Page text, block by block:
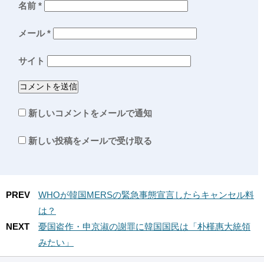
名前 *
メール*
サイト
新しいコメントをメールで通知
新しい投稿をメールで受け取る
PREV
WHOが韓国MERSの緊急事態宣言したらキャンセル料
は？
NEXT
憂国盗作・申京淑の謝罪に韓国国民は「朴槿惠大統領
みたい」